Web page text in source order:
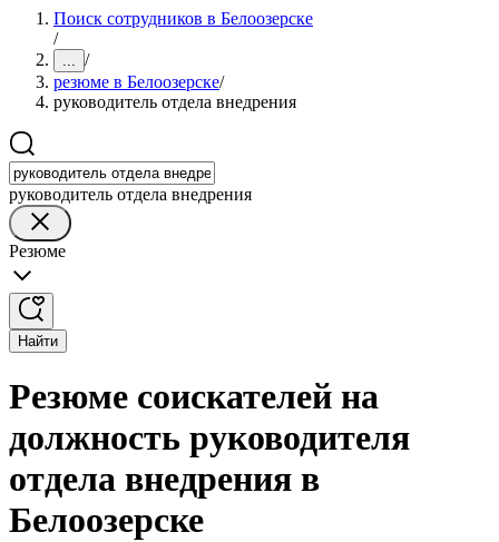
Поиск сотрудников в Белоозерске
/
... /
резюме в Белоозерске/
руководитель отдела внедрения
руководитель отдела внедрения
Резюме
Найти
Резюме соискателей на
должность руководителя
отдела внедрения в
Белоозерске